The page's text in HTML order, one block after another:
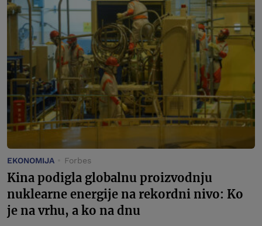
EKONOMIJA Forbes
Kina podigla globalnu proizvodnju
nuklearne energije na rekordni nivo: Ko
je na vrhu, a ko na dnu